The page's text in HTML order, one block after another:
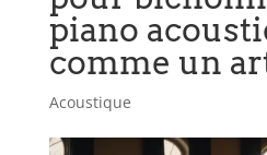
piano
comme un
Acoustique